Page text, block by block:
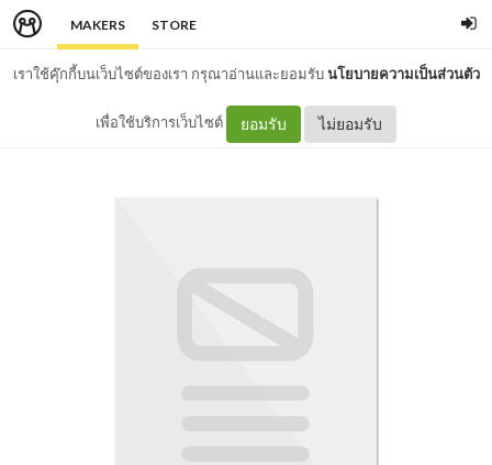
MAKERS STORE
เราใช้คุ๊กกี้บนเว็บไซต์ของเรา กรุณาอ่านและยอมรับนโยบายความเป็นส่วนตัว
เพื่อใช้บริการเว็บไซต์ ยอมรับ ไม่ยอมรับ